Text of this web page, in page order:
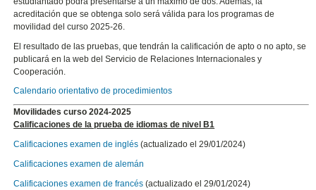
acreditación que se obtenga solo será válida para los programas de
movilidad del curso 2025-26.
El resultado de las pruebas, que tendrán la calificación de apto o no apto, se
publicará en la web del Servicio de Relaciones Internacionales y
Cooperación.
Calendario orientativo de procedimientos
Movilidades curso 2024-2025
Calificaciones de la prueba de idiomas de nivel B1
Calificaciones examen de inglés (actualizado el 29/01/2024)
Calificaciones examen de alemán
Calificaciones examen de francés (actualizado el 29/01/2024)